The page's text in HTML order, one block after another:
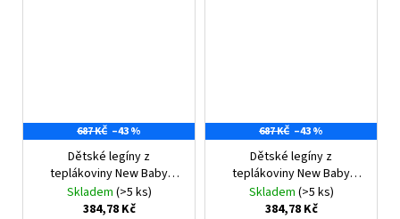
687 KČ –43 %
Dětské legíny z
teplákoviny New Baby
Kindergarten beige
128/134
Skladem (>5 ks)
384,78 Kč
687 KČ –43 %
Dětské legíny z
teplákoviny New Baby
Kindergarten blue 128/134
Skladem (>5 ks)
384,78 Kč